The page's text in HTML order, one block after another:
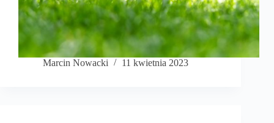
Marcin Nowacki 11 kwietnia 2023